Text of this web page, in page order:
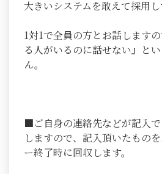
大きいシステムを敢えて採用し
1対1で全員の方とお話します
る人がいるのに話せない』と
ん。
■ご自身の連絡先などが記入
しますので、記入頂いたもの
ー終了時に回収します。